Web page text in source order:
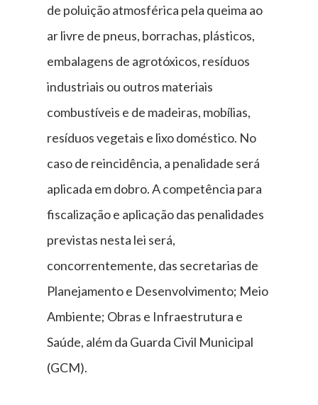
de poluição atmosférica pela queima ao
ar livre de pneus, borrachas, plásticos,
embalagens de agrotóxicos, resíduos
industriais ou outros materiais
combustíveis e de madeiras, mobílias,
resíduos vegetais e lixo doméstico. No
caso de reincidência, a penalidade será
aplicada em dobro. A competência para
fiscalização e aplicação das penalidades
previstas nesta lei será,
concorrentemente, das secretarias de
Planejamento e Desenvolvimento; Meio
Ambiente; Obras e Infraestrutura e
Saúde, além da Guarda Civil Municipal
(GCM).